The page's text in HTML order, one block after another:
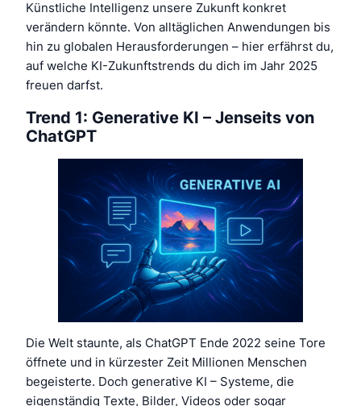
Künstliche Intelligenz unsere Zukunft konkret
verändern könnte. Von alltäglichen Anwendungen bis
hin zu globalen Herausforderungen – hier erfährst du,
auf welche KI-Zukunftstrends du dich im Jahr 2025
freuen darfst.
Trend 1: Generative KI – Jenseits von
ChatGPT
Die Welt staunte, als ChatGPT Ende 2022 seine Tore
öffnete und in kürzester Zeit Millionen Menschen
begeisterte. Doch generative KI – Systeme, die
eigenständig Texte, Bilder, Videos oder sogar